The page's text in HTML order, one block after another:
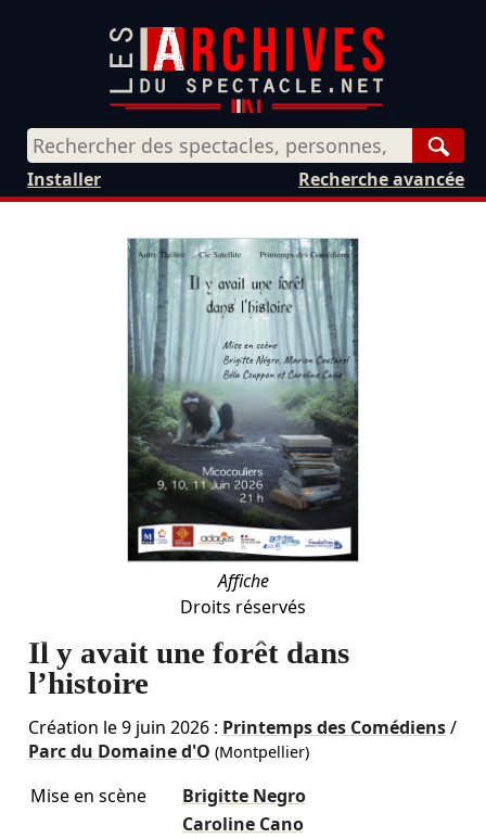
Recherche avancée
Installer
Affiche
Droits réservés
Il y avait une forêt dans
l’histoire
Création le9 juin 2026: Printemps des Comédiens/
Parc du Domaine d'O (Montpellier)
Mise en scène
Brigitte Negro
Caroline Cano